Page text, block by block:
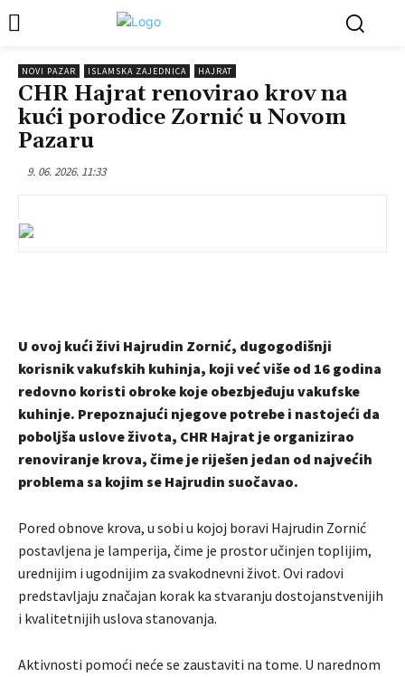
NOVI PAZAR ISLAMSKA ZAJEDNICA HAJRAT
CHR Hajrat renovirao krov na
kući porodice Zornić u Novom
Pazaru
9. 06. 2026. 11:33
U ovoj kući živi Hajrudin Zornić, dugogodišnji
korisnik vakufskih kuhinja, koji već više od 16 godina
redovno koristi obroke koje obezbjeđuju vakufske
kuhinje. Prepoznajući njegove potrebe i nastojeći da
poboljša uslove života, CHR Hajrat je organizirao
renoviranje krova, čime je riješen jedan od najvećih
problema sa kojim se Hajrudin suočavao.
Pored obnove krova, u sobi u kojoj boravi Hajrudin Zornić
postavljena je lamperija, čime je prostor učinjen toplijim,
urednijim i ugodnijim za svakodnevni život. Ovi radovi
predstavljaju značajan korak ka stvaranju dostojanstvenijih
i kvalitetnijih uslova stanovanja.
Aktivnosti pomoći neće se zaustaviti na tome. U narednom